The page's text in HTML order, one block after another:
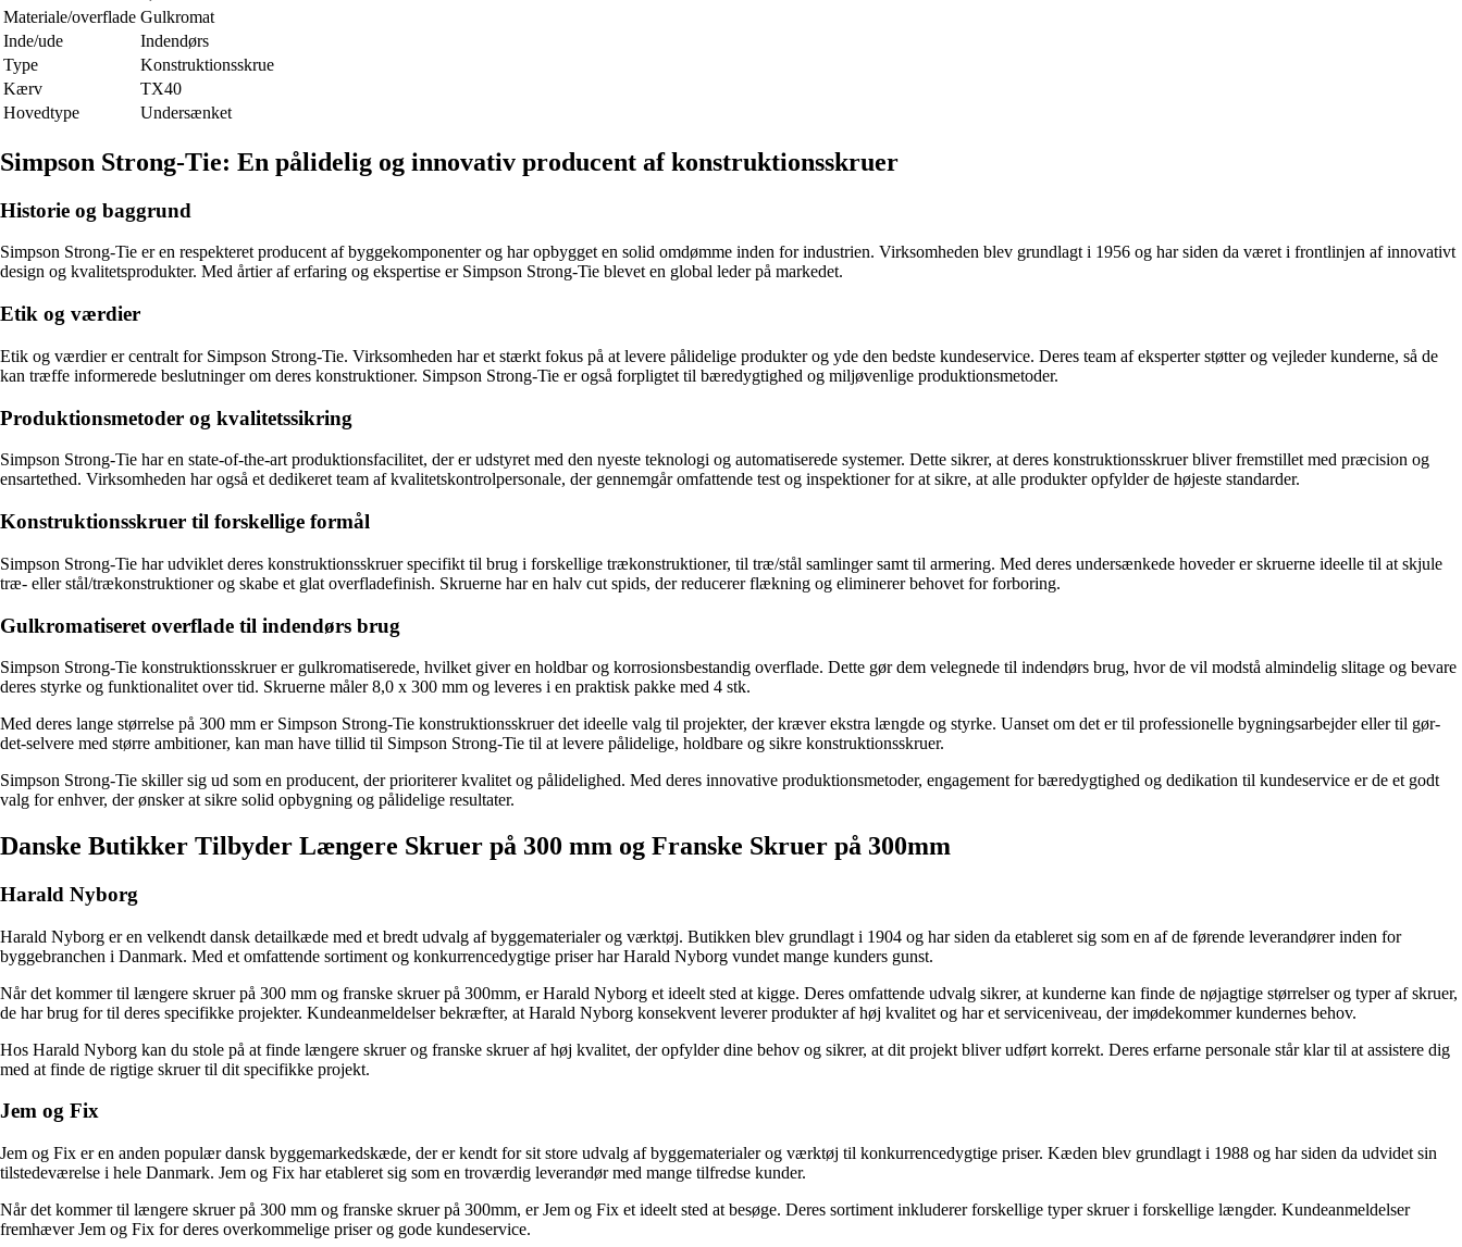
Materiale/overflade Gulkromat
Inde/ude
Indendørs
Type
Konstruktionsskrue
Kærv
TX40
Hovedtype
Undersænket
Simpson Strong-Tie: En pålidelig og innovativ producent af konstruktionsskruer
Historie og baggrund
Simpson Strong-Tie er en respekteret producent af byggekomponenter og har opbygget en solid omdømme inden for industrien. Virksomheden blev grundlagt i 1956 og har siden da været i frontlinjen af innovativt
design og kvalitetsprodukter. Med årtier af erfaring og ekspertise er Simpson Strong-Tie blevet en global leder på markedet.
Etik og værdier
Etik og værdier er centralt for Simpson Strong-Tie. Virksomheden har et stærkt fokus på at levere pålidelige produkter og yde den bedste kundeservice. Deres team af eksperter støtter og vejleder kunderne, så de
kan træffe informerede beslutninger om deres konstruktioner. Simpson Strong-Tie er også forpligtet til bæredygtighed og miljøvenlige produktionsmetoder.
Produktionsmetoder og kvalitetssikring
Simpson Strong-Tie har en state-of-the-art produktionsfacilitet, der er udstyret med den nyeste teknologi og automatiserede systemer. Dette sikrer, at deres konstruktionsskruer bliver fremstillet med præcision og
ensartethed. Virksomheden har også et dedikeret team af kvalitetskontrolpersonale, der gennemgår omfattende test og inspektioner for at sikre, at alle produkter opfylder de højeste standarder.
Konstruktionsskruer til forskellige formål
Simpson Strong-Tie har udviklet deres konstruktionsskruer specifikt til brug i forskellige trækonstruktioner, til træ/stål samlinger samt til armering. Med deres undersænkede hoveder er skruerne ideelle til at skjule
træ- eller stål/trækonstruktioner og skabe et glat overfladefinish. Skruerne har en halv cut spids, der reducerer flækning og eliminerer behovet for forboring.
Gulkromatiseret overflade til indendørs brug
Simpson Strong-Tie konstruktionsskruer er gulkromatiserede, hvilket giver en holdbar og korrosionsbestandig overflade. Dette gør dem velegnede til indendørs brug, hvor de vil modstå almindelig slitage og bevare
deres styrke og funktionalitet over tid. Skruerne måler 8,0 x 300 mm og leveres i en praktisk pakke med 4 stk.
Med deres lange størrelse på 300 mm er Simpson Strong-Tie konstruktionsskruer det ideelle valg til projekter, der kræver ekstra længde og styrke. Uanset om det er til professionelle bygningsarbejder eller til gør-
det-selvere med større ambitioner, kan man have tillid til Simpson Strong-Tie til at levere pålidelige, holdbare og sikre konstruktionsskruer.
Simpson Strong-Tie skiller sig ud som en producent, der prioriterer kvalitet og pålidelighed. Med deres innovative produktionsmetoder, engagement for bæredygtighed og dedikation til kundeservice er de et godt
valg for enhver, der ønsker at sikre solid opbygning og pålidelige resultater.
Danske Butikker Tilbyder Længere Skruer på 300 mm og Franske Skruer på 300mm
Harald Nyborg
Harald Nyborg er en velkendt dansk detailkæde med et bredt udvalg af byggematerialer og værktøj. Butikken blev grundlagt i 1904 og har siden da etableret sig som en af de førende leverandører inden for
byggebranchen i Danmark. Med et omfattende sortiment og konkurrencedygtige priser har Harald Nyborg vundet mange kunders gunst.
Når det kommer til længere skruer på 300 mm og franske skruer på 300mm, er Harald Nyborg et ideelt sted at kigge. Deres omfattende udvalg sikrer, at kunderne kan finde de nøjagtige størrelser og typer af skruer,
de har brug for til deres specifikke projekter. Kundeanmeldelser bekræfter, at Harald Nyborg konsekvent leverer produkter af høj kvalitet og har et serviceniveau, der imødekommer kundernes behov.
Hos Harald Nyborg kan du stole på at finde længere skruer og franske skruer af høj kvalitet, der opfylder dine behov og sikrer, at dit projekt bliver udført korrekt. Deres erfarne personale står klar til at assistere dig
med at finde de rigtige skruer til dit specifikke projekt.
Jem og Fix
Jem og Fix er en anden populær dansk byggemarkedskæde, der er kendt for sit store udvalg af byggematerialer og værktøj til konkurrencedygtige priser. Kæden blev grundlagt i 1988 og har siden da udvidet sin
tilstedeværelse i hele Danmark. Jem og Fix har etableret sig som en troværdig leverandør med mange tilfredse kunder.
Når det kommer til længere skruer på 300 mm og franske skruer på 300mm, er Jem og Fix et ideelt sted at besøge. Deres sortiment inkluderer forskellige typer skruer i forskellige længder. Kundeanmeldelser
fremhæver Jem og Fix for deres overkommelige priser og gode kundeservice.